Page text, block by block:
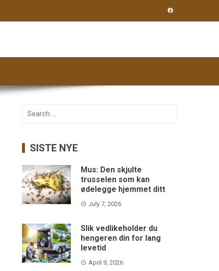
Search
SISTE NYE
Mus: Den skjulte
trusselen som kan
ødelegge hjemmet ditt
July 7, 2026
Slik vedlikeholder du
hengeren din for lang
levetid
April 9, 2026